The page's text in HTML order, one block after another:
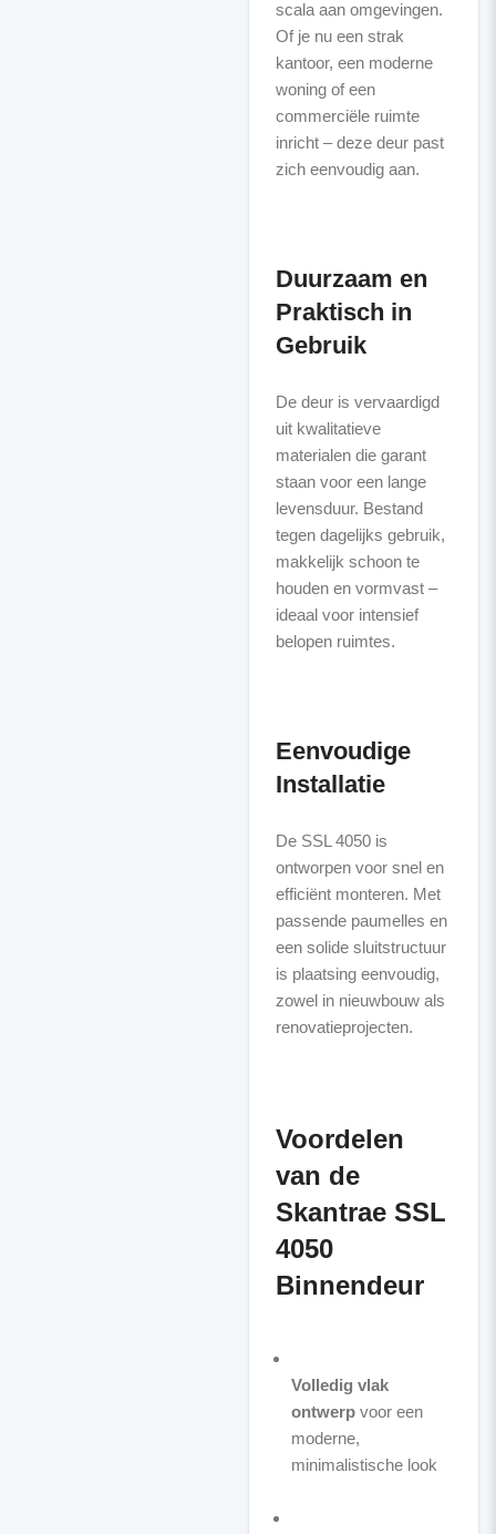
scala aan omgevingen.
Of je nu een strak
kantoor, een moderne
woning of een
commerciële ruimte
inricht – deze deur past
zich eenvoudig aan.
Duurzaam en
Praktisch in
Gebruik
De deur is vervaardigd
uit kwalitatieve
materialen die garant
staan voor een lange
levensduur. Bestand
tegen dagelijks gebruik,
makkelijk schoon te
houden en vormvast –
ideaal voor intensief
belopen ruimtes.
Eenvoudige
Installatie
De SSL 4050 is
ontworpen voor snel en
efficiënt monteren. Met
passende paumelles en
een solide sluitstructuur
is plaatsing eenvoudig,
zowel in nieuwbouw als
renovatieprojecten.
Voordelen
van de
Skantrae SSL
4050
Binnendeur
Volledig vlak
ontwerpvoor een
moderne,
minimalistische look